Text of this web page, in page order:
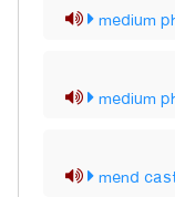
medium
medium
mend